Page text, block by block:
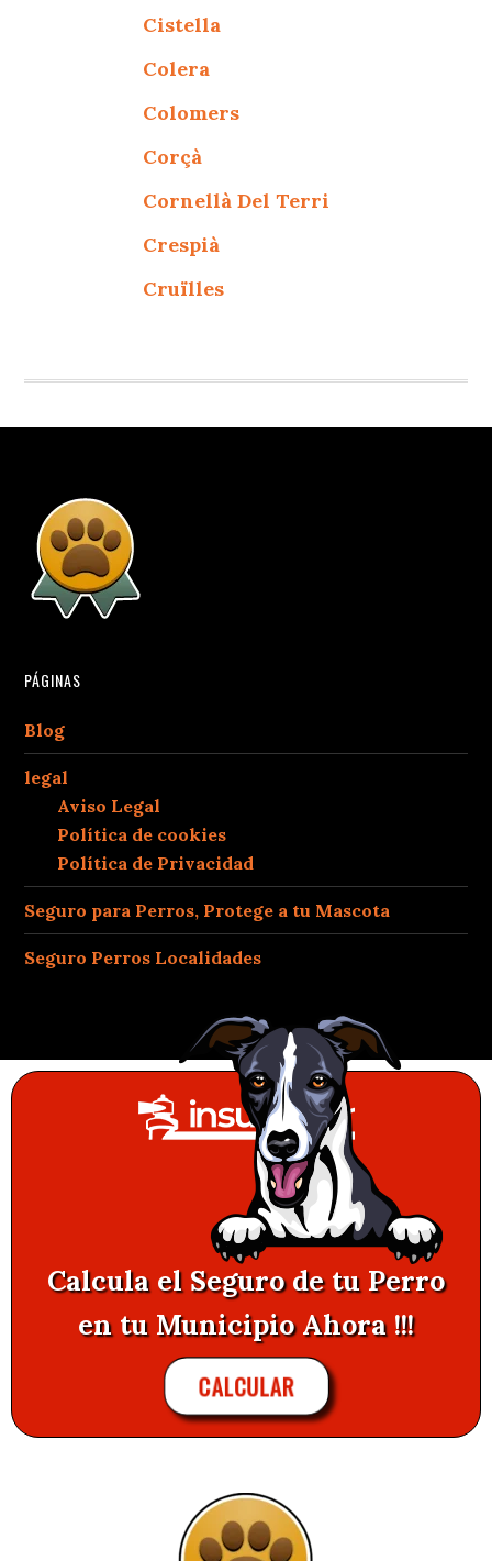
Cistella
Colera
Colomers
Corçà
Cornellà Del Terri
Crespià
Cruïlles
PÁGINAS
Blog
legal
Aviso Legal
Política de cookies
Política de Privacidad
Seguro para Perros, Protege a tu Mascota
Seguro Perros Localidades
Calcula el Seguro de tu Perro
en tu Municipio Ahora !!!
CALCULAR